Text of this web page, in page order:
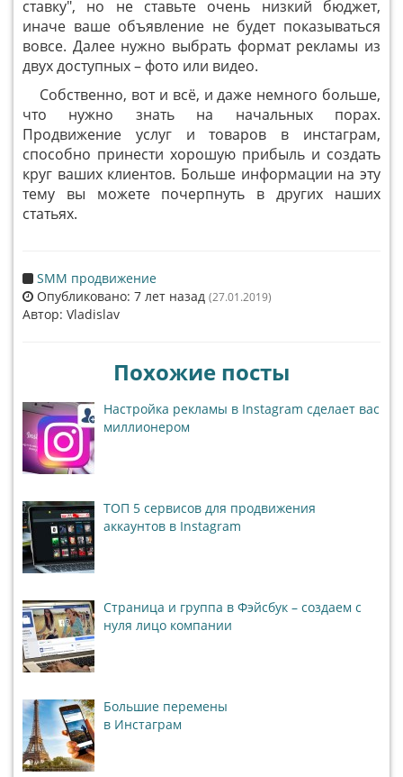
ставку", но не ставьте очень низкий бюджет,
иначе ваше объявление не будет показываться
вовсе. Далее нужно выбрать формат рекламы из
двух доступных – фото или видео.
Собственно, вот и всё, и даже немного больше,
что нужно знать на начальных порах.
Продвижение услуг и товаров в инстаграм,
способно принести хорошую прибыль и создать
круг ваших клиентов. Больше информации на эту
тему вы можете почерпнуть в других наших
статьях.
SMM продвижение
Опубликовано: 7 лет назад (27.01.2019)
Автор: Vladislav
Похожие посты
Настройка рекламы в Instagram сделает вас
миллионером
ТОП 5 сервисов для продвижения
аккаунтов в Instagram
Страница и группа в Фэйсбук – создаем с
нуля лицо компании
Большие перемены
в Инстаграм